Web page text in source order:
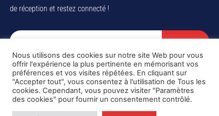
de réception et restez connecté !
SUBSCRIBE
I've read and accept thePrivacy Policy.
Copyright © DiaspoRDC. All rights reserved
Nous utilisons des cookies sur notre site Web pour vous
offrir l'expérience la plus pertinente en mémorisant vos
préférences et vos visites répétées. En cliquant sur
"Accepter tout", vous consentez à l'utilisation de Tous les
cookies. Cependant, vous pouvez visiter "Paramètres
des cookies" pour fournir un consentement contrôlé.